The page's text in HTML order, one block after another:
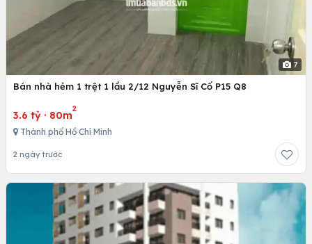
7
Bán nhà hẻm 1 trệt 1 lầu 2/12 Nguyễn Sĩ Cố P15 Q8
3.6 tỷ · 80m
2
Thành phố Hồ Chí Minh
2 ngày trước